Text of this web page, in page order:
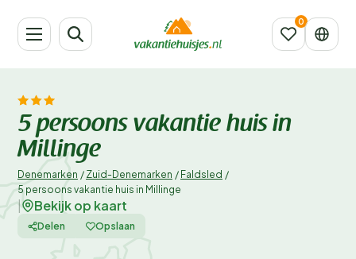
5 persoons vakantie huis in
Millinge
Denemarken / Zuid-Denemarken / Faldsled /
5 persoons vakantie huis in Millinge
Bekijk op kaart
Delen Opslaan